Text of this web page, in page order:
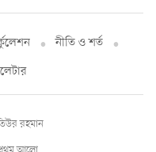
নীতি ও শর্ত
রহমান